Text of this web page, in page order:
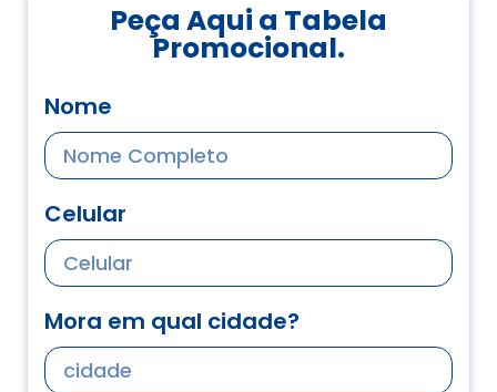
Peça Aqui a Tabela
Promocional.
Nome
Celular
Mora em qual cidade?